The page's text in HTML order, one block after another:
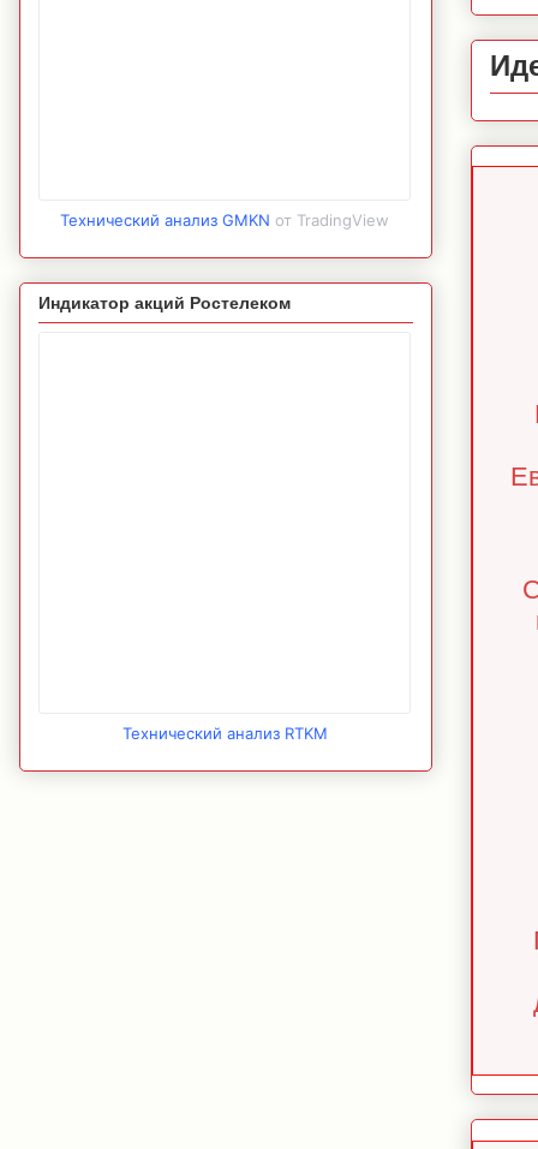
Технический анализ GMKN от TradingView
Индикатор акций Ростелеком
Технический анализ RTKM